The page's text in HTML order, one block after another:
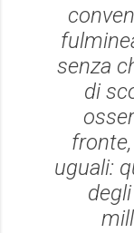
senza
di
uguali: